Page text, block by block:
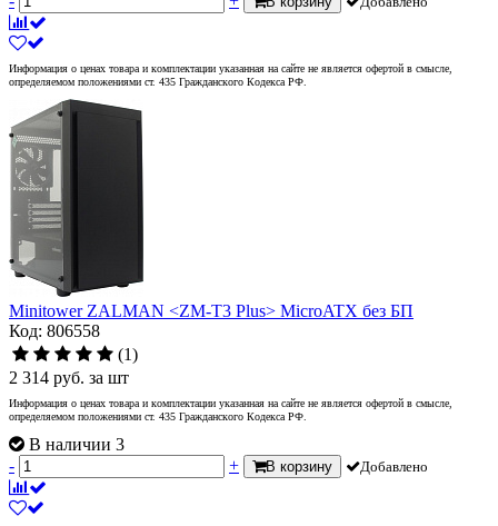
Информация о ценах товара и комплектации указанная на сайте не является офертой в смысле,
определяемом положениями ст. 435 Гражданского Кодекса РФ.
Minitower ZALMAN <ZM-T3 Plus> MicroATX без БП
Код: 806558
(1)
2 314 руб. за шт
Информация о ценах товара и комплектации указанная на сайте не является офертой в смысле,
определяемом положениями ст. 435 Гражданского Кодекса РФ.
В наличии 3
-
+ В корзину Добавлено